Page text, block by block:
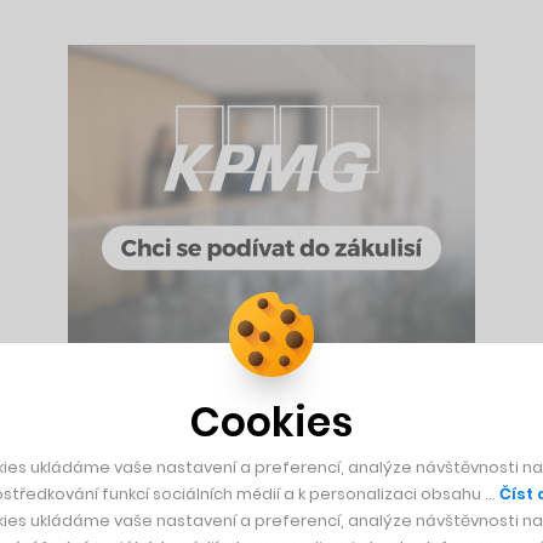
nás nenapadlo nic lepšího než se pustit do velice
značku Winqs. Tu založili asi po dekádě, kdy v Berlíně
v módním průmyslu stále častěji mluví.
Cookies
ukládáme vaše nastavení a preferencí, analýze návštěvnosti
funkcí sociálních médií a k personalizaci obsahu … Číst
ukládáme vaše nastavení a preferencí, analýze návštěvnosti